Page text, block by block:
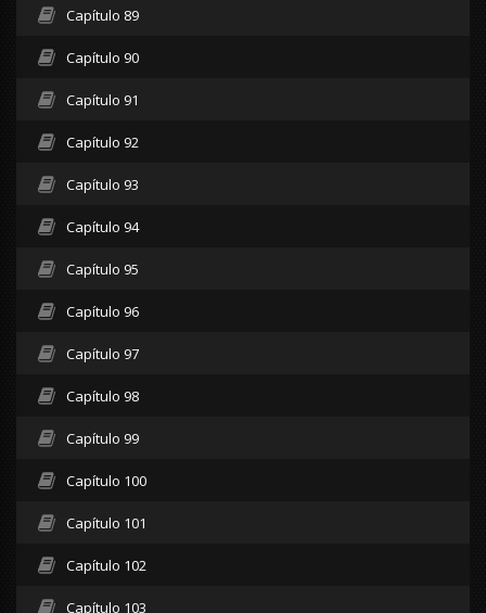
Capítulo 89
Capítulo 90
Capítulo 91
Capítulo 92
Capítulo 93
Capítulo 94
Capítulo 95
Capítulo 96
Capítulo 97
Capítulo 98
Capítulo 99
Capítulo 100
Capítulo 101
Capítulo 102
Capítulo 103